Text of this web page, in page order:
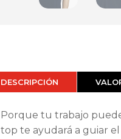
DESCRIPCIÓN
Porque tu trabajo
top te ayudará a guiar